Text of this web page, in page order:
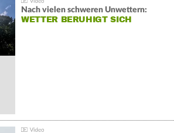
Nach vielen schweren Unwettern:
WETTER BERUHIGT SICH